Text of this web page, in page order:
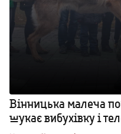
Вінницька малеча
шукає вибухівку і